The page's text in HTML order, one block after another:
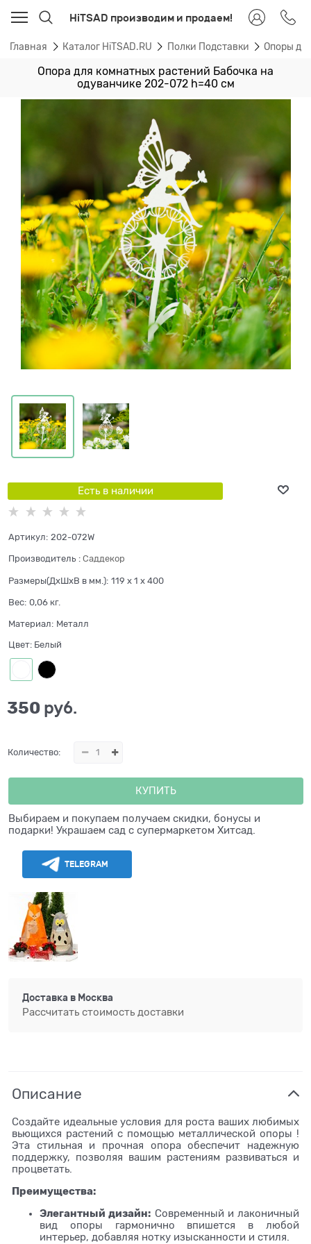
HiTSAD производим и продаем!
Главная Каталог HiTSAD.RU Полки Подставки Опоры
Опора для комнатных растений Бабочка на
одуванчике 202-072 h=40 см
Есть в наличии
Артикул: 202-072W
Производитель : Саддекор
Размеры(ДхШхВ в мм.): 119 x 1 x 400
Вес: 0,06 кг.
Материал: Металл
Цвет: Белый
350 руб.
Количество:
КУПИТЬ
Выбираем и покупаем получаем скидки, бонусы и
подарки! Украшаем сад с супермаркетом Хитсад.
TELEGRAM
Доставка в Москва
Рассчитать стоимость доставки
Описание
Создайте идеальные условия для роста ваших любимых
вьющихся растений с помощью металлической опоры !
Эта стильная и прочная опора обеспечит надежную
поддержку, позволяя вашим растениям развиваться и
процветать.
Преимущества:
Элегантный дизайн: Современный и лаконичный
вид опоры гармонично впишется в любой
интерьер, добавляя нотку изысканности и стиля.